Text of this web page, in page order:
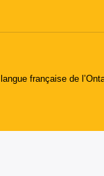
française de